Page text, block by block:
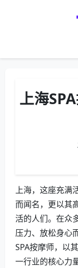
上海
上海，这座充满
而闻名，更以其
活的人们。在众
压力、放松身心
SPA按摩师，以
一行业的核心力量